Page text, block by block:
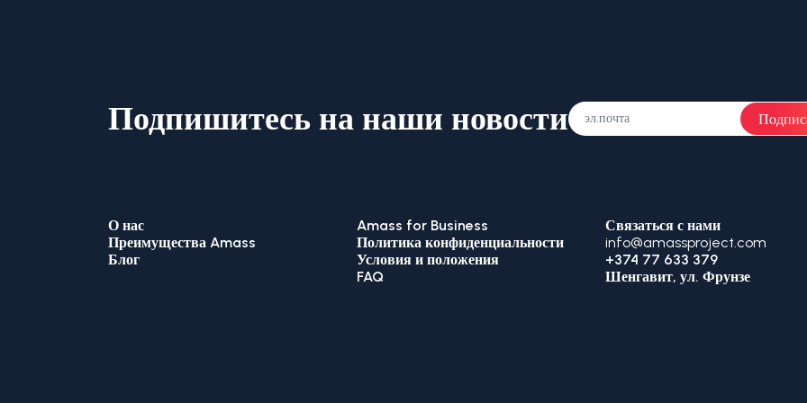
Подпишитесь на наши новости
О нас
Преимущества Amass
Блог
Amass for Business
Политика конфиденциальности
Условия и положения
FAQ
Связаться с нами
info@amassproject.com
+374 77 633 379
Шенгавит, ул. Фрунзе